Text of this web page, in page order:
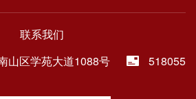
联系我们
山区学苑大道1088号
518055